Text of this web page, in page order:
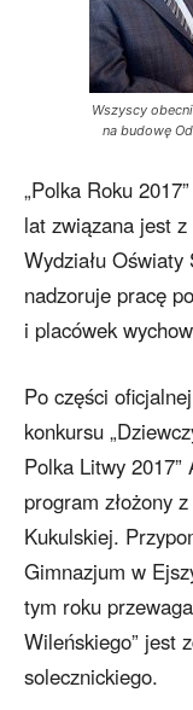
Wszyscy
na budowę
„Polka Roku
lat związana jest
Wydziału
nadzoruje pracę
i placówek
Po części
konkursu
Polka Litwy 2017”
program złożony
Kukulskiej.
Gimnazjum w
tym roku
Wileńskiego” jest
solecznickiego.